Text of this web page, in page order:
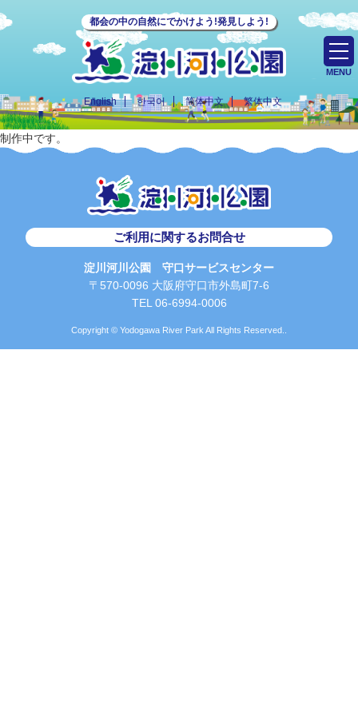
都会の中の自然にでかけよう!発見しよう!
English 한국어 简体中文 繁体中文
MENU
制作中です。
ご利用に関するお問合せ
淀川河川公園 守口サービスセンター
〒570-0096 大阪府守口市外島町7-6
TEL 06-6994-0006
Copyright © Yodogawa River Park All Rights Reserved..